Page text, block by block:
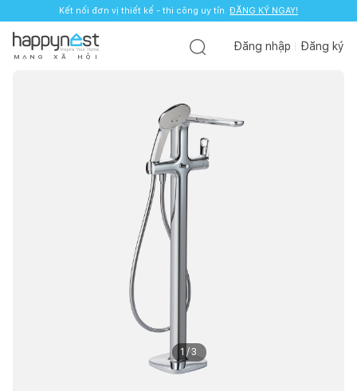
Kết nối đơn vị thiết kế - thi công uy tín. ĐĂNG KÝ NGAY!
M Ạ N G X Ã H Ộ I
Đăng nhập Đăng ký
1 /3